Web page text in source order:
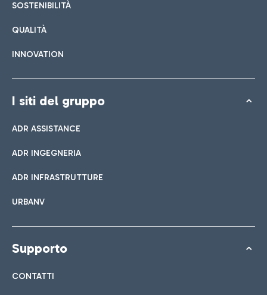
SOSTENIBILITÀ
QUALITÀ
INNOVATION
I siti del gruppo
ADR ASSISTANCE
ADR INGEGNERIA
ADR INFRASTRUTTURE
URBANV
Supporto
CONTATTI